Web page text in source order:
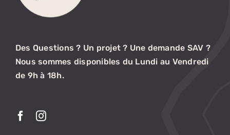
Des Questions ? Un projet ? Une demande SAV ?
Nous sommes disponibles du Lundi au Vendredi
de 9h à 18h.